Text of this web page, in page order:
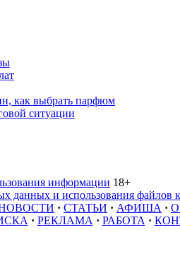
как выбрать парфюм
ситуации
информации 18+
данных и использования файлов
· СТАТЬИ · АФИША ·
· РЕКЛАМА · РАБОТА ·